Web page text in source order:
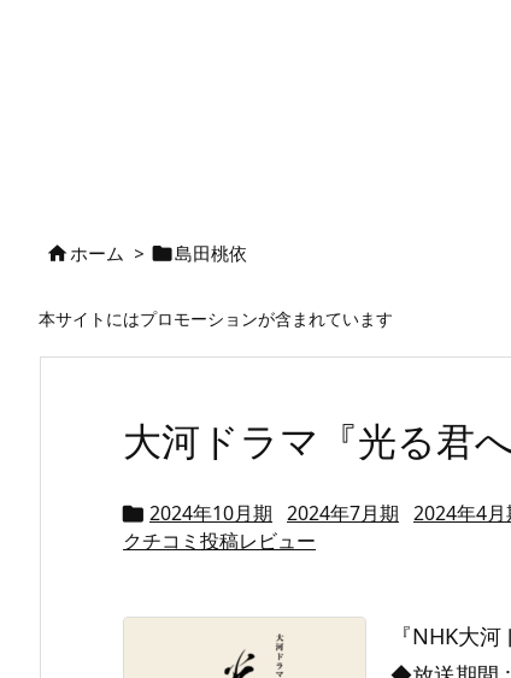
ホーム > 島田桃依
本サイトにはプロモーションが含まれています
大河ドラマ『光る君へ
 2024年10月期 2024年7月期 2024年4月
クチコミ投稿レビュー
『NHK大